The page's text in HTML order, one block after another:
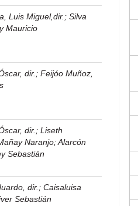
Luis Miguel,dir. ;Silva
Mauricio
dir. ;Feijóo Muñoz,
dir. ;Liseth
Naranjo;Alarcón
Sebastián
dir. ;Caisaluisa
Sebastián